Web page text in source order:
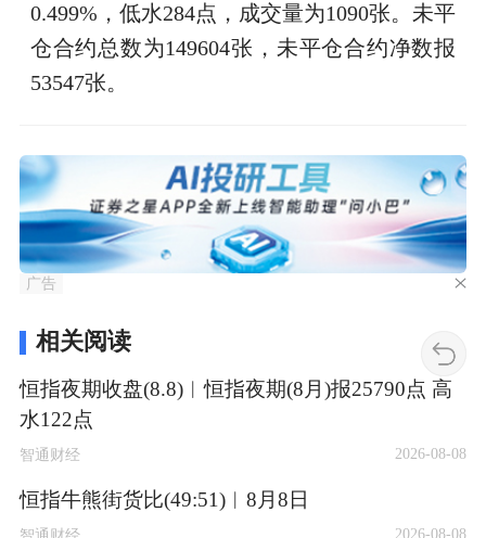
0.499%，低水284点，成交量为1090张。未平
仓合约总数为149604张，未平仓合约净数报
53547张。
广告
相关阅读
恒指夜期收盘(8.8)︱恒指夜期(8月)报25790点 高
水122点
智通财经 2026-08-08
恒指牛熊街货比(49:51)︱8月8日
智通财经 2026-08-08